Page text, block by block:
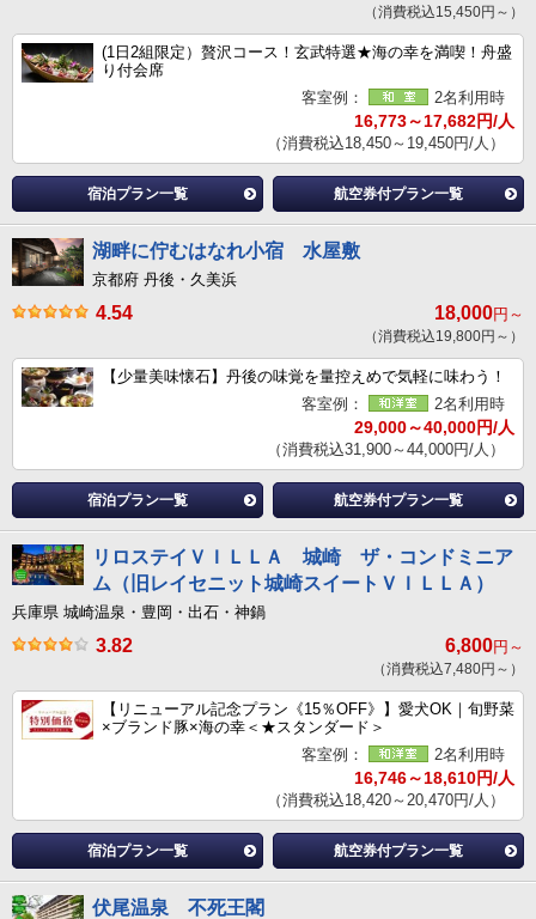
（消費税込15,450円～）
(1日2組限定）贅沢コース！玄武特選★海の幸を満喫！舟盛
り付会席
客室例：
2名利用時
16,773～17,682円/人
（消費税込18,450～19,450円/人）
宿泊プラン一覧 航空券付プラン一覧
湖畔に佇むはなれ小宿 水屋敷
京都府 丹後・久美浜
4.54 18,000円～
（消費税込19,800円～）
【少量美味懐石】丹後の味覚を量控えめで気軽に味わう！
客室例：
2名利用時
29,000～40,000円/人
（消費税込31,900～44,000円/人）
宿泊プラン一覧 航空券付プラン一覧
リロステイＶＩＬＬＡ 城崎 ザ・コンドミニア
ム（旧レイセニット城崎スイートＶＩＬＬＡ）
兵庫県 城崎温泉・豊岡・出石・神鍋
3.82 6,800円～
（消費税込7,480円～）
【リニューアル記念プラン《15％OFF》】愛犬OK｜旬野菜
×ブランド豚×海の幸＜★スタンダード＞
客室例：
2名利用時
16,746～18,610円/人
（消費税込18,420～20,470円/人）
宿泊プラン一覧 航空券付プラン一覧
伏尾温泉 不死王閣